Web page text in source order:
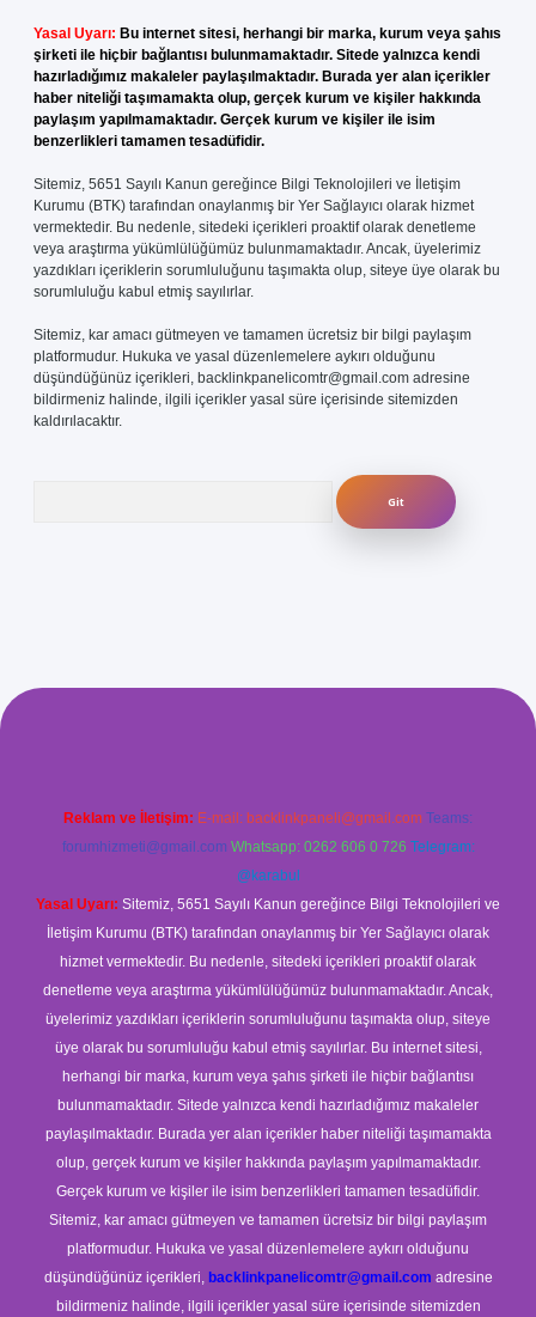
Yasal Uyarı: Bu internet sitesi, herhangi bir marka, kurum veya şahıs
şirketi ile hiçbir bağlantısı bulunmamaktadır. Sitede yalnızca kendi
hazırladığımız makaleler paylaşılmaktadır. Burada yer alan içerikler
haber niteliği taşımamakta olup, gerçek kurum ve kişiler hakkında
paylaşım yapılmamaktadır. Gerçek kurum ve kişiler ile isim
benzerlikleri tamamen tesadüfidir.
Sitemiz, 5651 Sayılı Kanun gereğince Bilgi Teknolojileri ve İletişim
Kurumu (BTK) tarafından onaylanmış bir Yer Sağlayıcı olarak hizmet
vermektedir. Bu nedenle, sitedeki içerikleri proaktif olarak denetleme
veya araştırma yükümlülüğümüz bulunmamaktadır. Ancak, üyelerimiz
yazdıkları içeriklerin sorumluluğunu taşımakta olup, siteye üye olarak bu
sorumluluğu kabul etmiş sayılırlar.
Sitemiz, kar amacı gütmeyen ve tamamen ücretsiz bir bilgi paylaşım
platformudur. Hukuka ve yasal düzenlemelere aykırı olduğunu
düşündüğünüz içerikleri, backlinkpanelicomtr@gmail.com adresine
bildirmeniz halinde, ilgili içerikler yasal süre içerisinde sitemizden
kaldırılacaktır.
Reklam ve İletişim: E-mail: backlinkpaneli@gmail.com Teams:
forumhizmeti@gmail.com Whatsapp: 0262 606 0 726 Telegram:
@karabul
Yasal Uyarı: Sitemiz, 5651 Sayılı Kanun gereğince Bilgi Teknolojileri ve
İletişim Kurumu (BTK) tarafından onaylanmış bir Yer Sağlayıcı olarak
hizmet vermektedir. Bu nedenle, sitedeki içerikleri proaktif olarak
denetleme veya araştırma yükümlülüğümüz bulunmamaktadır. Ancak,
üyelerimiz yazdıkları içeriklerin sorumluluğunu taşımakta olup, siteye
üye olarak bu sorumluluğu kabul etmiş sayılırlar. Bu internet sitesi,
herhangi bir marka, kurum veya şahıs şirketi ile hiçbir bağlantısı
bulunmamaktadır. Sitede yalnızca kendi hazırladığımız makaleler
paylaşılmaktadır. Burada yer alan içerikler haber niteliği taşımamakta
olup, gerçek kurum ve kişiler hakkında paylaşım yapılmamaktadır.
Gerçek kurum ve kişiler ile isim benzerlikleri tamamen tesadüfidir.
Sitemiz, kar amacı gütmeyen ve tamamen ücretsiz bir bilgi paylaşım
platformudur. Hukuka ve yasal düzenlemelere aykırı olduğunu
düşündüğünüz içerikleri, backlinkpanelicomtr@gmail.com adresine
bildirmeniz halinde, ilgili içerikler yasal süre içerisinde sitemizden